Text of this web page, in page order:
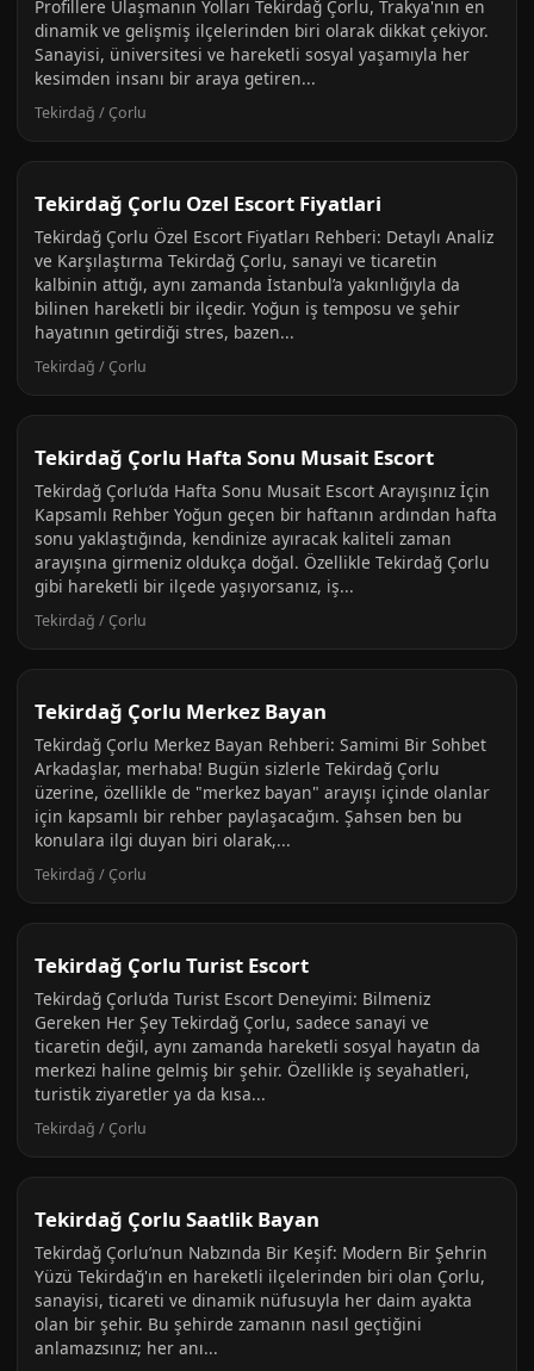
Profillere Ulaşmanın Yolları Tekirdağ Çorlu, Trakya'nın en
dinamik ve gelişmiş ilçelerinden biri olarak dikkat çekiyor.
Sanayisi, üniversitesi ve hareketli sosyal yaşamıyla her
kesimden insanı bir araya getiren...
Tekirdağ / Çorlu
Tekirdağ Çorlu Ozel Escort Fiyatlari
Tekirdağ Çorlu Özel Escort Fiyatları Rehberi: Detaylı Analiz
ve Karşılaştırma Tekirdağ Çorlu, sanayi ve ticaretin
kalbinin attığı, aynı zamanda İstanbul’a yakınlığıyla da
bilinen hareketli bir ilçedir. Yoğun iş temposu ve şehir
hayatının getirdiği stres, bazen...
Tekirdağ / Çorlu
Tekirdağ Çorlu Hafta Sonu Musait Escort
Tekirdağ Çorlu’da Hafta Sonu Musait Escort Arayışınız İçin
Kapsamlı Rehber Yoğun geçen bir haftanın ardından hafta
sonu yaklaştığında, kendinize ayıracak kaliteli zaman
arayışına girmeniz oldukça doğal. Özellikle Tekirdağ Çorlu
gibi hareketli bir ilçede yaşıyorsanız, iş...
Tekirdağ / Çorlu
Tekirdağ Çorlu Merkez Bayan
Tekirdağ Çorlu Merkez Bayan Rehberi: Samimi Bir Sohbet
Arkadaşlar, merhaba! Bugün sizlerle Tekirdağ Çorlu
üzerine, özellikle de "merkez bayan" arayışı içinde olanlar
için kapsamlı bir rehber paylaşacağım. Şahsen ben bu
konulara ilgi duyan biri olarak,...
Tekirdağ / Çorlu
Tekirdağ Çorlu Turist Escort
Tekirdağ Çorlu’da Turist Escort Deneyimi: Bilmeniz
Gereken Her Şey Tekirdağ Çorlu, sadece sanayi ve
ticaretin değil, aynı zamanda hareketli sosyal hayatın da
merkezi haline gelmiş bir şehir. Özellikle iş seyahatleri,
turistik ziyaretler ya da kısa...
Tekirdağ / Çorlu
Tekirdağ Çorlu Saatlik Bayan
Tekirdağ Çorlu’nun Nabzında Bir Keşif: Modern Bir Şehrin
Yüzü Tekirdağ'ın en hareketli ilçelerinden biri olan Çorlu,
sanayisi, ticareti ve dinamik nüfusuyla her daim ayakta
olan bir şehir. Bu şehirde zamanın nasıl geçtiğini
anlamazsınız; her anı...